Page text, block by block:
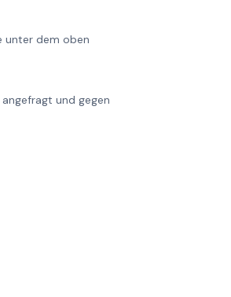
unter dem oben
und gegen